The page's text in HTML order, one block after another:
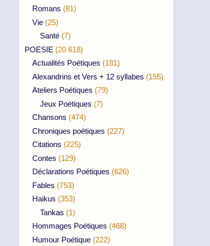
Romans (81)
Vie (25)
Santé (7)
POESIE (20 618)
Actualités Poétiques (181)
Alexandrins et Vers + 12 syllabes (155)
Ateliers Poétiques (79)
Jeux Poétiques (7)
Chansons (474)
Chroniques poétiques (227)
Citations (225)
Contes (129)
Déclarations Poétiques (626)
Fables (753)
Haikus (353)
Tankas (1)
Hommages Poétiques (468)
Humour Poétique (222)